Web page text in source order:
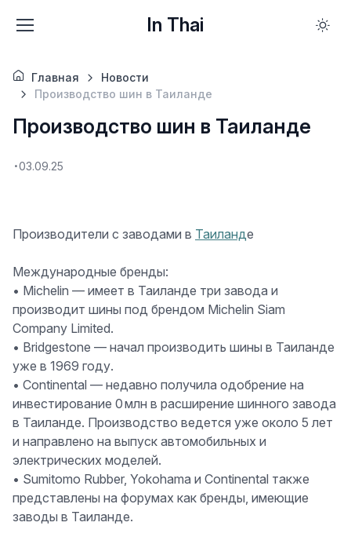
In Thai
Главная
Новости
Производство шин в Таиланде
Производство шин в Таиланде
03.09.25
Производители с заводами в Таиланде
Международные бренды:
• Michelin — имеет в Таиланде три завода и
производит шины под брендом Michelin Siam
Company Limited.
• Bridgestone — начал производить шины в Таиланде
уже в 1969 году.
• Continental — недавно получила одобрение на
инвестирование 0 млн в расширение шинного завода
в Таиланде. Производство ведется уже около 5 лет
и направлено на выпуск автомобильных и
электрических моделей.
• Sumitomo Rubber, Yokohama и Continental также
представлены на форумах как бренды, имеющие
заводы в Таиланде.